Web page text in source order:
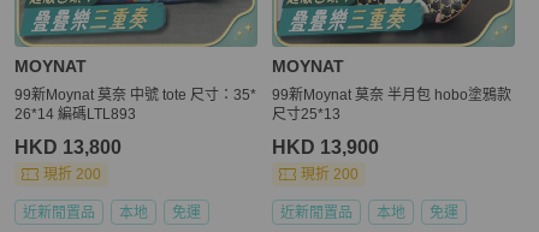
MOYNAT
99新Moynat 莫奈 中號 tote 尺寸：35*
26*14 編碼LTL893
HKD 13,800
現折 200
近新閒置品 本地 免運
MOYNAT
99新Moynat 莫奈 半月包 hobo塗鴉款
尺寸25*13
HKD 13,900
現折 200
近新閒置品 本地 免運